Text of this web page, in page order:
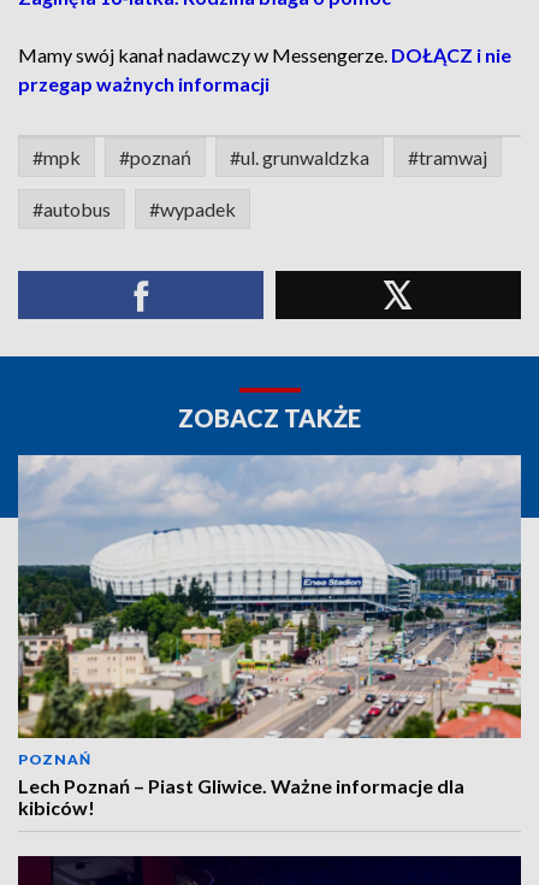
Mamy swój kanał nadawczy w Messengerze. DOŁĄCZ i nie
przegap ważnych informacji
#mpk #poznań #ul. grunwaldzka #tramwaj
#autobus #wypadek
ZOBACZ TAKŻE
POZNAŃ
Lech Poznań – Piast Gliwice. Ważne informacje dla
kibiców!